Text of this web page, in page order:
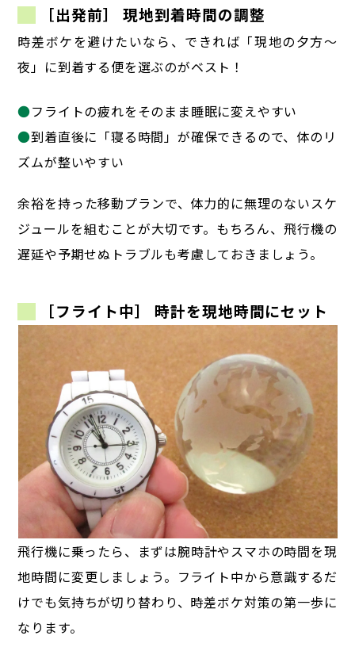
［出発前］ 現地到着時間の調整
時差ボケを避けたいなら、できれば「現地の夕方〜
夜」に到着する便を選ぶのがベスト！
●フライトの疲れをそのまま睡眠に変えやすい
●到着直後に「寝る時間」が確保できるので、体のリ
ズムが整いやすい
余裕を持った移動プランで、体力的に無理のないスケ
ジュールを組むことが大切です。 もちろん、飛行機の
遅延や予期せぬトラブルも考慮しておきましょう。
［フライト中］ 時計を現地時間にセット
飛行機に乗ったら、まずは腕時計やスマホの時間を現
地時間に変更しましょう。 フライト中から意識するだ
けでも気持ちが切り替わり、時差ボケ対策の第一歩に
なります。